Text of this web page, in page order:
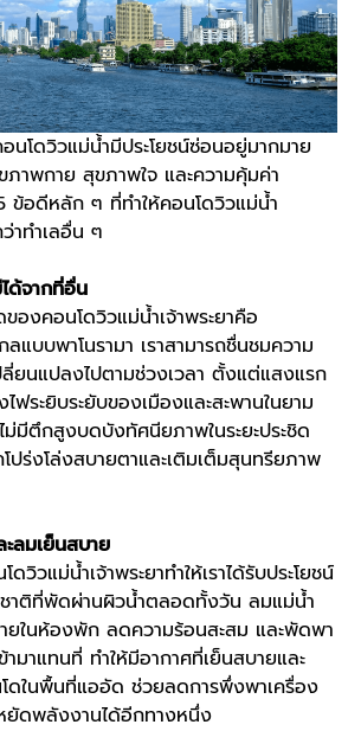
นโดวิวแม่น้ำมีประโยชน์ซ่อนอยู่มากมาย
าพกาย สุขภาพใจ และความคุ้มค่า
ข้อดีหลัก ๆ ที่ทำให้คอนโดวิวแม่น้ำ
าทำเลอื่น ๆ
ด้จากที่อื่น
ของคอนโดวิวแม่น้ำเจ้าพระยาคือ
แบบพาโนรามา เราสามารถชื่นชมความ
ยนแปลงไปตามช่วงเวลา ตั้งแต่แสงแรก
ฟระยิบระยับของเมืองและสะพานในยาม
ม่มีตึกสูงบดบังทัศนียภาพในระยะประชิด
ปร่งโล่งสบายตาและเติมเต็มสุนทรียภาพ
ลมเย็นสบาย
ดวิวแม่น้ำเจ้าพระยาทำให้เราได้รับประโยชน์
ชาติที่พัดผ่านผิวน้ำตลอดทั้งวัน ลมแม่น้ำ
ยในห้องพัก ลดความร้อนสะสม และพัดพา
ามาแทนที่ ทำให้มีอากาศที่เย็นสบายและ
ดในพื้นที่แออัด ช่วยลดการพึ่งพาเครื่อง
ยัดพลังงานได้อีกทางหนึ่ง